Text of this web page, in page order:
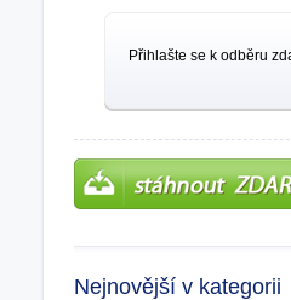
Přihlašte se k odběru
Nejnovější v kategorii